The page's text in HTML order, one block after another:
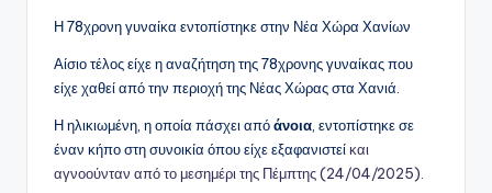
Η 78χρονη γυναίκα εντοπίστηκε στην Νέα Χώρα Χανίων
Αίσιο τέλος είχε η αναζήτηση της 78χρονης γυναίκας που
είχε χαθεί από την περιοχή της Νέας Χώρας στα Χανιά.
Η ηλικιωμένη, η οποία πάσχει απόάνοια , εντοπίστηκε σε
έναν κήπο στη συνοικία όπου είχε εξαφανιστείκαι
αγνοούνταν από το μεσημέρι της Πέμπτης (24/04/2025).